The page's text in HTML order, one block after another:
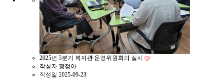
2025년 3분기 복지관 운영위원회의 실시
작성자 황정아
작성일 2025-09-23